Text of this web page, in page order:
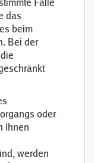
Fälle
das
beim
Bei der
oder
Ihnen
werden